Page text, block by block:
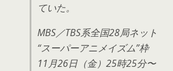
ていた。
MBS／TBS系全国28局ネット
“スーパーアニメイズム”枠
11月26日（金）25時25分〜